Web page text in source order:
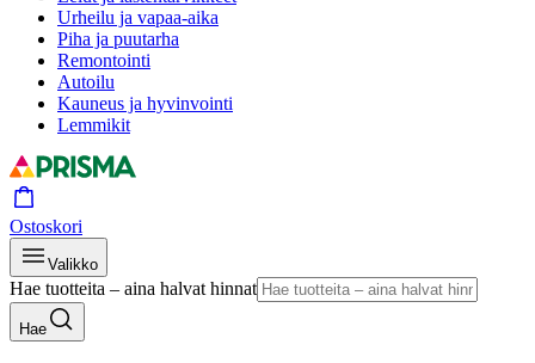
Urheilu ja vapaa-aika
Piha ja puutarha
Remontointi
Autoilu
Kauneus ja hyvinvointi
Lemmikit
Ostoskori
Valikko
Hae tuotteita – aina halvat hinnat
Hae